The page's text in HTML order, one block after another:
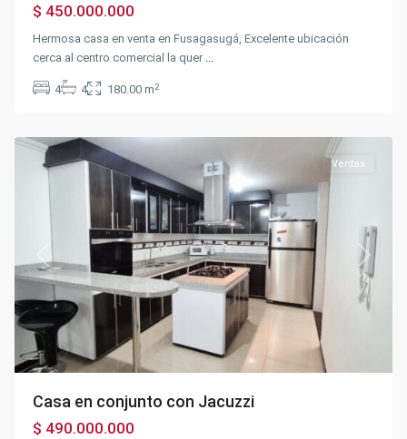
$ 450.000.000
Hermosa casa en venta en Fusagasugá, Excelente ubicación
cerca al centro comercial la quer ...
4 4 180.00 m2
Maiz
Previous Next
Ventas
Casa en conjunto con Jacuzzi
$ 490.000.000